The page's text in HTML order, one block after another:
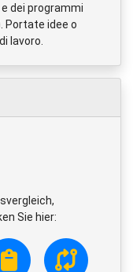
dei programmi
Portate idee o
lavoro.
Sie hier: